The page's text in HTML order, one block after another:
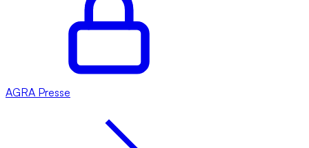
AGRA Presse